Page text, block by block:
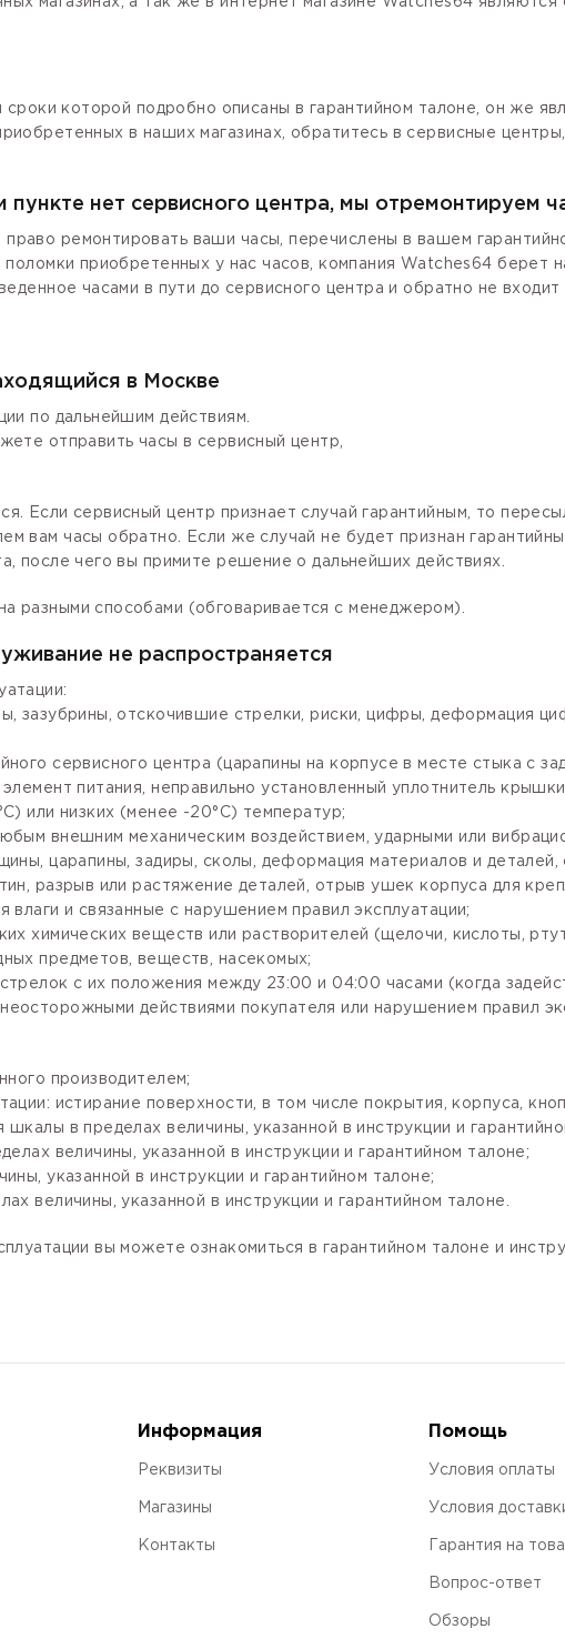
сроки которой подробно описаны в гарантийном талоне, он же
в наших магазинах, обратитесь в сервисные
нет сервисного центра, мы отремонтируем
ремонтировать ваши часы, перечислены в вашем
приобретенных у нас часов, компания Watches64 берет
часами в пути до сервисного центра и обратно не
в Москве
по дальнейшим действиям.
отправить часы в сервисный центр,
Если сервисный центр признает случай гарантийным, то
вам часы обратно. Если же случай не будет признан
после чего вы примите решение о дальнейших действиях.
разными способами (обговаривается с менеджером).
не распространяется
зазубрины, отскочившие стрелки, риски, цифры, деформация
сервисного центра (царапины на корпусе в месте стыка с
питания, неправильно установленный уплотнитель
или низких (менее -20°С) температур;
внешним механическим воздействием, ударными или
царапины, задиры, сколы, деформация материалов и деталей,
разрыв или растяжение деталей, отрыв ушек корпуса для
и связанные с нарушением правил эксплуатации;
химических веществ или растворителей (щелочи, кислоты,
предметов, веществ, насекомых;
с их положения между 23:00 и 04:00 часами (когда
действиями покупателя или нарушением правил
производителем;
истирание поверхности, в том числе покрытия, корпуса,
в пределах величины, указанной в инструкции и
величины, указанной в инструкции и гарантийном талоне;
указанной в инструкции и гарантийном талоне;
величины, указанной в инструкции и гарантийном талоне.
вы можете ознакомиться в гарантийном талоне и
Информация
Реквизиты
Магазины
Контакты
Помощь
Условия оплаты
Условия
Гарантия на
Вопрос-ответ
Обзоры